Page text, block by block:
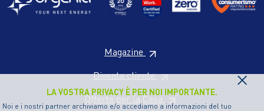
LA VOSTRA PRIVACY È PER NOI IMPORTANTE.
Noi e i nostri partner archiviamo e/o accediamo a informazioni del tuo
×
Magazine
Diventa cliente
Offerte per la Casa